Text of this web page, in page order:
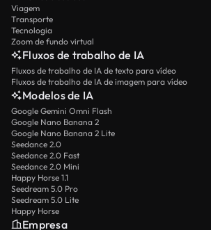
Viagem
Transporte
Tecnologia
Zoom de fundo virtual
Fluxos de trabalho de IA
Fluxos de trabalho de IA de texto para vídeo
Fluxos de trabalho de IA de imagem para vídeo
Modelos de IA
Google Gemini Omni Flash
Google Nano Banana 2
Google Nano Banana 2 Lite
Seedance 2.0
Seedance 2.0 Fast
Seedance 2.0 Mini
Happy Horse 1.1
Seedream 5.0 Pro
Seedream 5.0 Lite
Happy Horse
Empresa